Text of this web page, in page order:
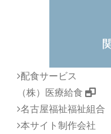
配食サービス
（株）医療給食
名古屋福祉福祉組合
本サイト制作会社